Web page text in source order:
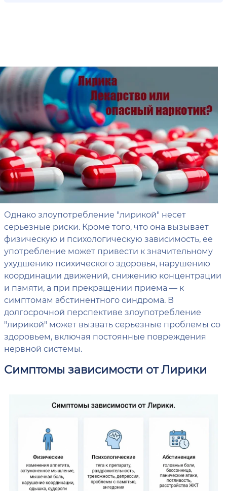
Однако злоупотребление "лирикой" несет
серьезные риски. Кроме того, что она вызывает
физическую и психологическую зависимость, ее
употребление может привести к значительному
ухудшению психического здоровья, нарушению
координации движений, снижению концентрации
и памяти, а при прекращении приема — к
симптомам абстинентного синдрома. В
долгосрочной перспективе злоупотребление
"лирикой" может вызвать серьезные проблемы со
здоровьем, включая постоянные повреждения
нервной системы.
Симптомы зависимости от Лирики